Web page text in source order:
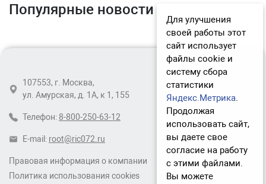
Популярные новости
Правовая информация о компании
Политика использования cookies
107553, г. Москва,
ул. Амурская, д. 1А, к 1, 155
Телефон: 8-800-250-63-12
E-mail: root@ric072.ru
Для улучшения
своей работы этот
сайт использует
файлы cookie и
систему сбора
статистики
Яндекс.Метрика.
Продолжая
использовать сайт,
вы даете свое
согласие на работу
с этими файлами.
Вы можете